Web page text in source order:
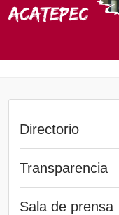
Directorio
Transparencia
Sala de prensa